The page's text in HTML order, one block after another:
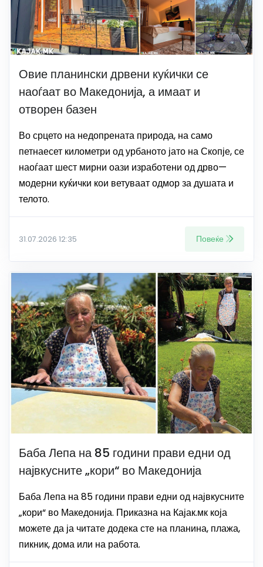
Овие планински дрвени куќички се
наоѓаат во Македонија, а имаат и
отворен базен
Во срцето на недопрената природа, на само
петнаесет километри од урбаното јато на Скопје, се
наоѓаат шест мирни оази изработени од дрво—
модерни куќички кои ветуваат одмор за душата и
телото.
31.07.2026 12:35 Повеќе
Баба Лепа на 85 години прави едни од
највкусните „кори“ во Македонија
Баба Лепа на 85 години прави едни од највкусните
„кори“ во Македонија. Приказна на Кајак.мк која
можете да ја читате додека сте на планина, плажа,
пикник, дома или на работа.